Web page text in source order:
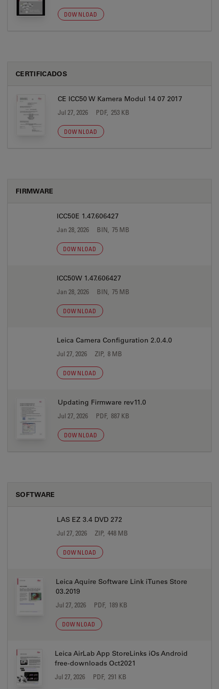
DOWNLOAD
CERTIFICADOS
CE ICC50 W Kamera Modul 14 07 2017
Jul 27, 2026 PDF, 253 KB
DOWNLOAD
FIRMWARE
ICC50E 1.47.606427
Jan 28, 2026 BIN, 75 MB
DOWNLOAD
ICC50W 1.47.606427
Jan 28, 2026 BIN, 75 MB
DOWNLOAD
Leica Camera Configuration 2.0.4.0
Jul 27, 2026 ZIP, 8 MB
DOWNLOAD
Updating Firmware rev11.0
Jul 27, 2026 PDF, 887 KB
DOWNLOAD
SOFTWARE
LAS EZ 3.4 DVD 272
Jul 27, 2026 ZIP, 448 MB
DOWNLOAD
Leica Aquire Software Link iTunes Store
03.2019
Jul 27, 2026 PDF, 189 KB
DOWNLOAD
Leica AirLab App StoreLinks iOs Android
free-downloads Oct2021
Jul 27, 2026 PDF, 291 KB